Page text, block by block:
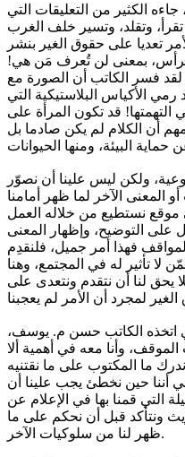
الكثير من التعليقات التي
تقرأ، وتقلد، وتسير خلف الغرب
تعديا على حقوق الغير بنشر
بمعنى لن تُعرف مَن هي!
فسر الكاتب أن الصورة مع
الأكياس البلاستيكية التي
قد تكون المرأة على
أن الكلام لم يكن صادما بل
ولكن ليس علينا أن نصوّر
المعنى الآخر لما ظهر أمامنا
موقع نستطيع من خلاله العمل
على التوضيح، وإظهار المعنى
فهذا أمر جميل، فلنقدِم
لا تأثير له في المجتمع، وهنا
يحق لنا أن نتقدم ونتعدى على
اتخذه الكاتب حسن م. يوسف،
وأنا معه في أهمية ألا
ما المكتوب على ما نقتنيه
أننا حين نخطئ يجب علينا أن
التي قمنا بها في الإعلام عن
ونتأكد قبل أن نحكم على ما
ظهر لنا من سلوكيات الآخر.